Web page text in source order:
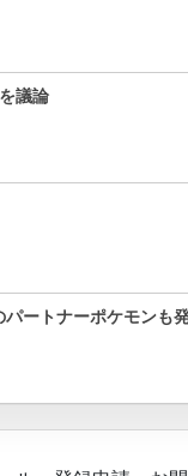
議論
パートナーポケモンも